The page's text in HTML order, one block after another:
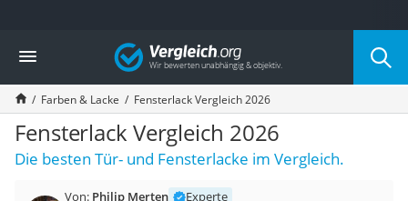
Die beliebtesten Vergleiche nach Kategorie
Baumarkt
Tresor feuerfest
Makita-Akku-Rasenmäher
Kappsäge
Smartes Türschloss
Akku-Rasentrimmer
Vergleich
Farben & Lacke Fensterlack Vergleich 2026
Fensterlack Vergleich 2026
Die besten Tür- und Fensterlacke im Vergleich.
Von: Philip Merten
Experte